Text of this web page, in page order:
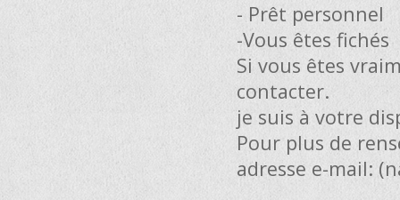
- Prêt personnel
-Vous êtes fichés
Si vous êtes
contacter.
je suis à votre
Pour plus de
adresse e-mail: (